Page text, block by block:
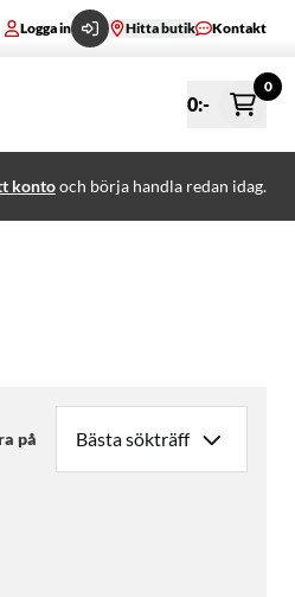
Logga in Hitta butik Kontakt
0:-
0
kontooch börja handla redan idag.
på